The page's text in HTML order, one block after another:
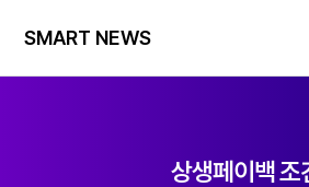
SMART NEWS
상생페이백 조